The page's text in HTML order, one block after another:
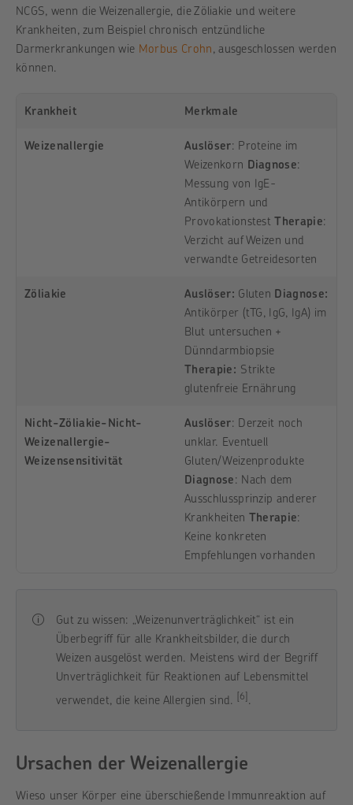
NCGS, wenn die Weizenallergie, die Zöliakie und weitere
Krankheiten, zum Beispiel chronisch entzündliche
Darmerkrankungen wie Morbus Crohn, ausgeschlossen werden
können.
Krankheit Merkmale
Weizenallergie Auslöser: Proteine im
Weizenkorn Diagnose:
Messung von IgE-
Antikörpern und
Provokationstest Therapie:
Verzicht auf Weizen und
verwandte Getreidesorten
Zöliakie Auslöser: Gluten Diagnose:
Antikörper (tTG, IgG, IgA) im
Blut untersuchen +
Dünndarmbiopsie
Therapie: Strikte
glutenfreie Ernährung
Nicht-Zöliakie-Nicht-
Weizenallergie-
Weizensensitivität
Auslöser: Derzeit noch
unklar. Eventuell
Gluten/Weizenprodukte
Diagnose: Nach dem
Ausschlussprinzip anderer
Krankheiten Therapie:
Keine konkreten
Empfehlungen vorhanden
Gut zu wissen: „Weizenunverträglichkeit“ ist ein
Überbegriff für alle Krankheitsbilder, die durch
Weizen ausgelöst werden. Meistens wird der Begriff
Unverträglichkeit für Reaktionen auf Lebensmittel
verwendet, die keine Allergien sind. [6].
Ursachen der Weizenallergie
Wieso unser Körper eine überschießende Immunreaktion auf